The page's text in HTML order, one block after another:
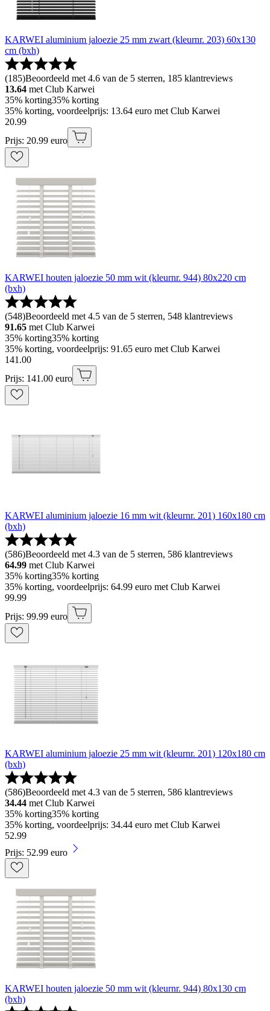
KARWEI aluminium jaloezie 25 mm zwart (kleurnr. 203) 60x130
cm (bxh)
(185)Beoordeeld met 4.6 van de 5 sterren, 185 klantreviews
13.64 met Club Karwei
35% korting35% korting
35% korting, voordeelprijs: 13.64 euro met Club Karwei
20.99
Prijs: 20.99 euro
KARWEI houten jaloezie 50 mm wit (kleurnr. 944) 80x220 cm
(bxh)
(548)Beoordeeld met 4.5 van de 5 sterren, 548 klantreviews
91.65 met Club Karwei
35% korting35% korting
35% korting, voordeelprijs: 91.65 euro met Club Karwei
141.00
Prijs: 141.00 euro
KARWEI aluminium jaloezie 16 mm wit (kleurnr. 201) 160x180 cm
(bxh)
(586)Beoordeeld met 4.3 van de 5 sterren, 586 klantreviews
64.99 met Club Karwei
35% korting35% korting
35% korting, voordeelprijs: 64.99 euro met Club Karwei
99.99
Prijs: 99.99 euro
KARWEI aluminium jaloezie 25 mm wit (kleurnr. 201) 120x180 cm
(bxh)
(586)Beoordeeld met 4.3 van de 5 sterren, 586 klantreviews
34.44 met Club Karwei
35% korting35% korting
35% korting, voordeelprijs: 34.44 euro met Club Karwei
52.99
Prijs: 52.99 euro
KARWEI houten jaloezie 50 mm wit (kleurnr. 944) 80x130 cm
(bxh)